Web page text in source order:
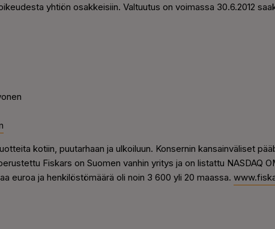
yhtiön osakkeisiin. Valtuutus on voimassa 30.6.2012
kotiin, puutarhaan ja ulkoiluun. Konsernin kansainväliset
Fiskars on Suomen vanhin yritys ja on listattu NASDAQ
euroa ja henkilöstömäärä oli noin 3 600 yli 20 maassa.